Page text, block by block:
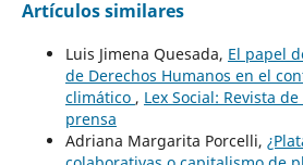
Artículos similares
Luis Jimena Quesada, El papel
de Derechos Humanos en el
climático , Lex Social: Revista
prensa
Adriana Margarita Porcelli,